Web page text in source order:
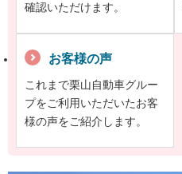
確認いただけます。
お客様の声
これまで栗山自動車グルー
プをご利用いただいたお客
様の声をご紹介します。